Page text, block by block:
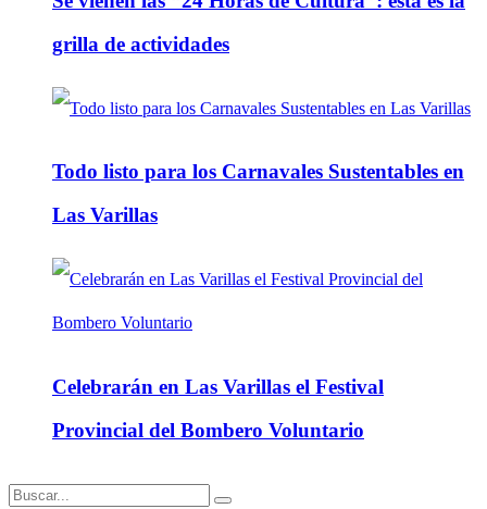
grilla de actividades
Todo listo para los Carnavales Sustentables en
Las Varillas
Celebrarán en Las Varillas el Festival
Provincial del Bombero Voluntario